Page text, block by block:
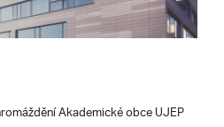
Akademické obce UJEP